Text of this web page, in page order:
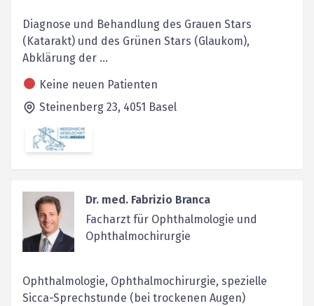
Diagnose und Behandlung des Grauen Stars
(Katarakt) und des Grünen Stars (Glaukom),
Abklärung der ...
Keine neuen Patienten
Steinenberg 23, 4051 Basel
Dr. med. Fabrizio Branca
Facharzt für Ophthalmologie und
Ophthalmochirurgie
Ophthalmologie, Ophthalmochirurgie, spezielle
Sicca-Sprechstunde (bei trockenen Augen)